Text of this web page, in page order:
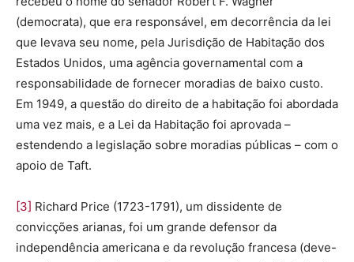
(democrata), que era responsável, em decorrência da lei
que levava seu nome, pela Jurisdição de Habitação dos
Estados Unidos, uma agência governamental com a
responsabilidade de fornecer moradias de baixo custo.
Em 1949, a questão do direito de a habitação foi abordada
uma vez mais, e a Lei da Habitação foi aprovada –
estendendo a legislação sobre moradias públicas – com o
apoio de Taft.
[3] Richard Price (1723-1791), um dissidente de
convicções arianas, foi um grande defensor da
independência americana e da revolução francesa (deve-